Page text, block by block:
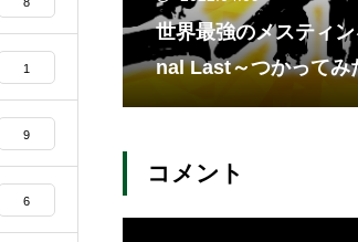
世界最強のメスティ
nal Last～つかってみ
コメント
1
9
6